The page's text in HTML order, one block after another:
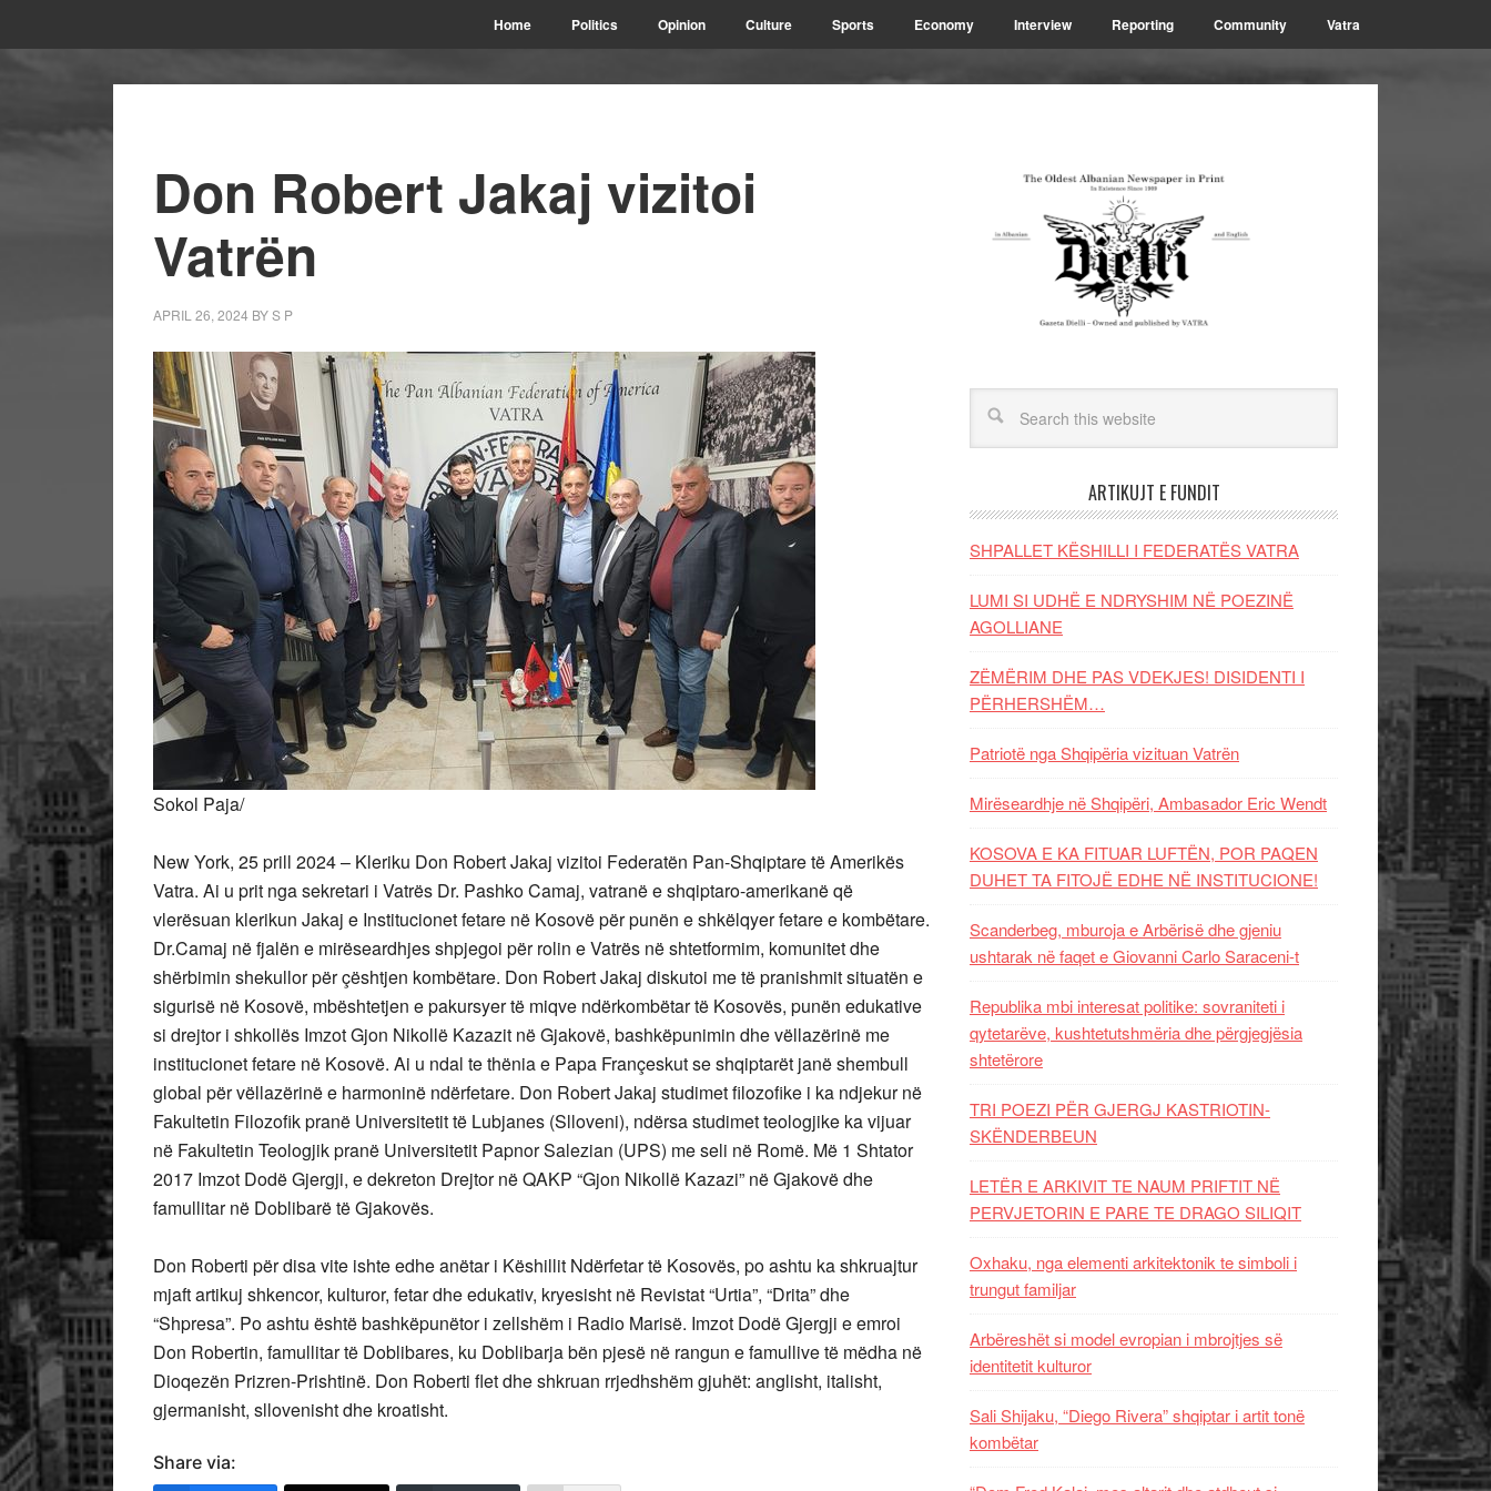
Home Politics Opinion Culture Sports Economy Interview Reporting Community Vatra
Don Robert Jakaj vizitoi
Vatrën
APRIL 26, 2024 BYS P
Sokol Paja/
New York, 25 prill 2024 – Kleriku Don Robert Jakaj vizitoi Federatën Pan-Shqiptare të Amerikës
Vatra. Ai u prit nga sekretari i Vatrës Dr. Pashko Camaj, vatranë e shqiptaro-amerikanë që
vlerësuan klerikun Jakaj e Institucionet fetare në Kosovë për punën e shkëlqyer fetare e kombëtare.
Dr.Camaj në fjalën e mirëseardhjes shpjegoi për rolin e Vatrës në shtetformim, komunitet dhe
shërbimin shekullor për çështjen kombëtare. Don RobertJakaj diskutoi me të pranishmit situatën e
sigurisë në Kosovë, mbështetjen e pakursyer të miqve ndërkombëtar të Kosovës, punën edukative
si drejtor i shkollës Imzot Gjon Nikollë Kazazit në Gjakovë, bashkëpunimin dhe vëllazërinë me
institucionet fetare në Kosovë. Ai u ndal te thënia e Papa Françeskut se shqiptarët janë shembull
global për vëllazërinë e harmoninë ndërfetare. Don Robert Jakaj studimet filozofike i ka ndjekur në
Fakultetin Filozofik pranë Universitetit të Lubjanes (Slloveni), ndërsa studimet teologjike ka vijuar
në Fakultetin Teologjik pranë Universitetit Papnor Salezian (UPS) me seli në Romë. Më 1 Shtator
2017 Imzot Dodë Gjergji, e dekreton Drejtor në QAKP “Gjon Nikollë Kazazi” në Gjakovë dhe
famullitar në Doblibarë të Gjakovës.
Don Roberti për disa vite ishte edhe anëtar i Këshillit Ndërfetar të Kosovës, po ashtu ka shkruajtur
mjaft artikuj shkencor, kulturor, fetar dhe edukativ, kryesisht në Revistat “Urtia”, “Drita” dhe
“Shpresa”. Po ashtu është bashkëpunëtor i zellshëm i Radio Marisë. Imzot Dodë Gjergji e emroi
Don Robertin, famullitar të Doblibares, ku Doblibarja bën pjesë në rangun e famullive të mëdha në
Dioqezën Prizren-Prishtinë. Don Roberti flet dhe shkruan rrjedhshëm gjuhët: anglisht, italisht,
gjermanisht, sllovenisht dhe kroatisht.
Share via:
ARTIKUJT E FUNDIT
SHPALLET KËSHILLI I FEDERATËS VATRA
LUMI SI UDHË E NDRYSHIM NË POEZINË
AGOLLIANE
ZËMËRIM DHE PAS VDEKJES! DISIDENTI I
PËRHERSHËM…
Patriotë nga Shqipëria vizituan Vatrën
Mirëseardhje në Shqipëri, Ambasador Eric Wendt
KOSOVA E KA FITUAR LUFTËN, POR PAQEN
DUHET TA FITOJË EDHE NË INSTITUCIONE!
Scanderbeg, mburoja e Arbërisë dhe gjeniu
ushtarak në faqet e Giovanni Carlo Saraceni-t
Republika mbi interesat politike: sovraniteti i
qytetarëve, kushtetutshmëria dhe përgjegjësia
shtetërore
TRI POEZI PËR GJERGJ KASTRIOTIN-
SKËNDERBEUN
LETËR E ARKIVIT TE NAUM PRIFTIT NË
PERVJETORIN E PARE TE DRAGO SILIQIT
Oxhaku, nga elementi arkitektonik te simboli i
trungut familjar
Arbëreshët si model evropian i mbrojtjes së
identitetit kulturor
Sali Shijaku, “Diego Rivera” shqiptar i artit tonë
kombëtar